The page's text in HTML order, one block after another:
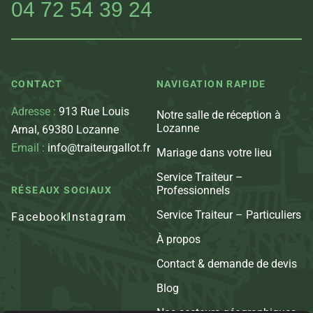
04 72 54 39 24
CONTACT
Adresse : 913 Rue Louis
Arnal, 69380 Lozanne
Email : info@traiteurgallot.fr
RÉSEAUX SOCIAUX
FacebookInstagram
NAVIGATION RAPIDE
Notre salle de réception à
Lozanne
Mariage dans votre lieu
Service Traiteur –
Professionnels
Service Traiteur – Particuliers
À propos
Contact & demande de devis
Blog